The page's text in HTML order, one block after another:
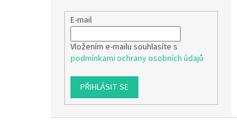
E-mail
Vložením e-mailu souhlasíte s
podmínkami ochrany osobních údajů
PŘIHLÁSIT SE